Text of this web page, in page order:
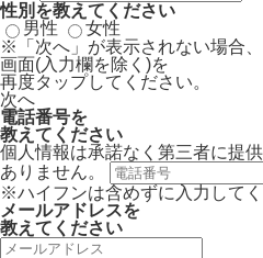
性別 を教えてください
男性
女性
※「次へ」が表示されない場合、
画面(入力欄を除く)を
再度タップしてください。
次へ
電話番号を
教えてください
個人情報は承諾なく第三者に提
ありません。
※ハイフンは含めずに入力してく
メールアドレスを
教えてください